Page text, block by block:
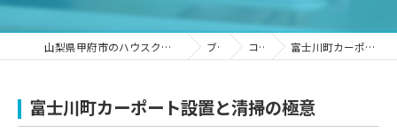
山梨県甲府市のハウスクリーニングなら株式会社楽く～ん ブログ コラム 富士川町カーポート設置と清掃の極意
富士川町カーポート設置と清掃の極意